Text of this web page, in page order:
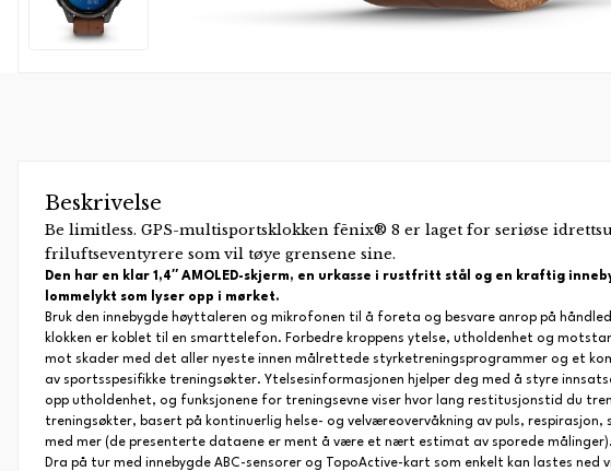
Sjöö Sandström
Beskrivelse
Be limitless. GPS-multisportsklokken fēnix® 8 er laget for seriøse
friluftseventyrere som vil tøye grensene sine.
Den har en klar 1,4″ AMOLED-skjerm, en urkasse i rustfritt stål og en kraftig
lommelykt som lyser opp i mørket.
Bruk den innebygde høyttaleren og mikrofonen til å foreta og besvare anrop på
klokken er koblet til en smarttelefon. Forbedre kroppens ytelse, utholdenhet og
mot skader med det aller nyeste innen målrettede styrketreningsprogrammer og et
av sportsspesifikke treningsøkter. Ytelsesinformasjonen hjelper deg med å styre
opp utholdenhet, og funksjonene for treningsevne viser hvor lang restitusjonstid du
treningsøkter, basert på kontinuerlig helse- og velværeovervåkning av puls, respirasjon,
med mer (de presenterte dataene er ment å være et nært estimat av sporede målinger).
Dra på tur med innebygde ABC-sensorer og TopoActive-kart som enkelt kan lastes ned